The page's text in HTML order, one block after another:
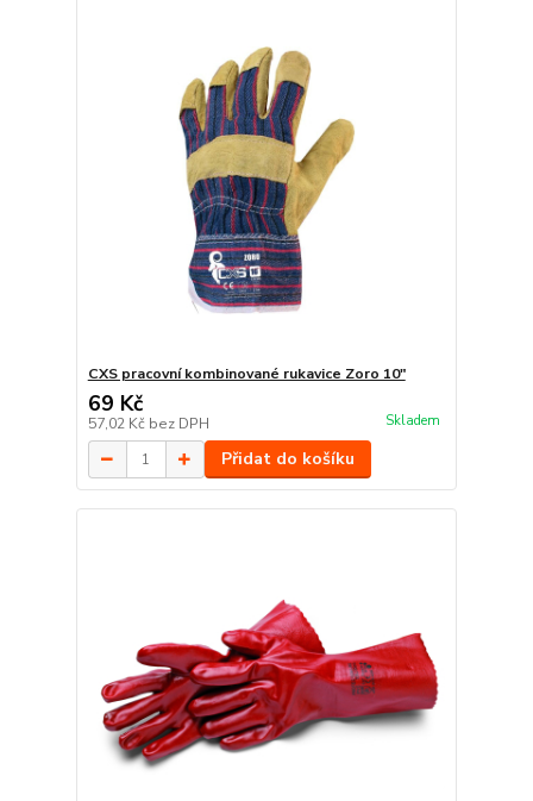
CXS pracovní kombinované rukavice Zoro 10"
69 Kč
57,02 Kč bez DPH Skladem
Přidat do košíku